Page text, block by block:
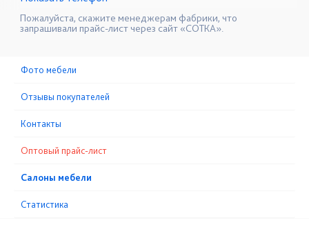
Пожалуйста, скажите менеджерам фабрики, что
запрашивали прайс-лист через сайт «СОТКА».
Фото мебели
Отзывы покупателей
Контакты
Оптовый прайс-лист
Cалоны мебели
Статистика